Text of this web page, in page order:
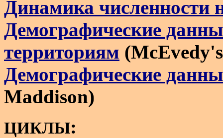
Динамика численности
Демографические
территориям
Демографические
Maddison)
ЦИКЛЫ: